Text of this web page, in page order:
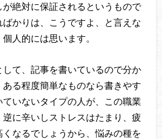
絶対に保証されるというもので
かりは、こうですよ、と言えな
人的には思います。
て、記事を書いているので分か
る程度簡単なものなら書きやす
いないタイプの人が、この職業
に辛いしストレスはたまり、疲
なるでしょうから、悩みの種を